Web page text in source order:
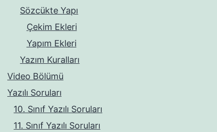
Sözcükte Yapı
Çekim Ekleri
Yapım Ekleri
Yazım Kuralları
Video Bölümü
Yazılı Soruları
10. Sınıf Yazılı Soruları
11. Sınıf Yazılı Soruları